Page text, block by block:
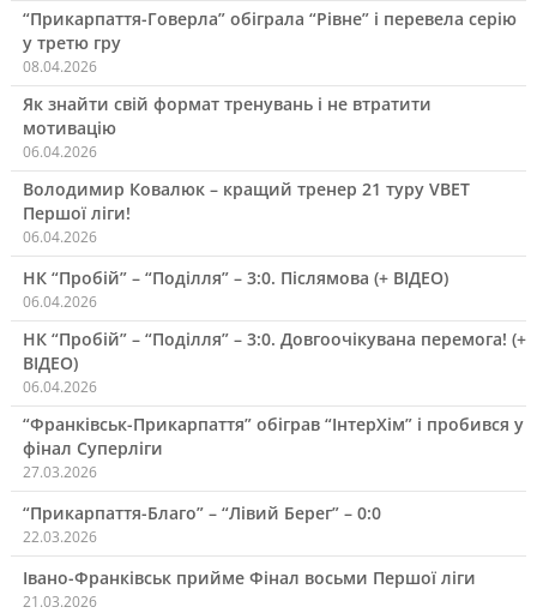
“Прикарпаття-Говерла” обіграла “Рівне” і перевела серію
у третю гру
08.04.2026
Як знайти свій формат тренувань і не втратити
мотивацію
06.04.2026
Володимир Ковалюк – кращий тренер 21 туру VBET
Першої ліги!
06.04.2026
НК “Пробій” – “Поділля” – 3:0. Післямова (+ ВІДЕО)
06.04.2026
НК “Пробій” – “Поділля” – 3:0. Довгоочікувана перемога! (+
ВІДЕО)
06.04.2026
“Франківськ-Прикарпаття” обіграв “ІнтерХім” і пробився у
фінал Суперліги
27.03.2026
“Прикарпаття-Благо” – “Лівий Берег” – 0:0
22.03.2026
Івано-Франківськ прийме Фінал восьми Першої ліги
21.03.2026